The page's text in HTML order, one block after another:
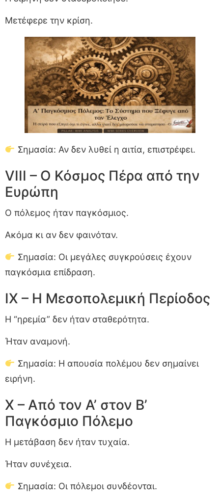
Μετέφερε την κρίση.
Σημασία: Αν δεν λυθεί η αιτία, επιστρέφει.
VIII – Ο Κόσμος Πέρα από την
Ευρώπη
Ο πόλεμος ήταν παγκόσμιος.
Ακόμα κι αν δεν φαινόταν.
Σημασία: Οι μεγάλες συγκρούσεις έχουν
παγκόσμια επίδραση.
IX – Η Μεσοπολεμική Περίοδος
Η “ηρεμία” δεν ήταν σταθερότητα.
Ήταν αναμονή.
Σημασία: Η απουσία πολέμου δεν σημαίνει
ειρήνη.
X – Από τον Α’ στον Β’
Παγκόσμιο Πόλεμο
Η μετάβαση δεν ήταν τυχαία.
Ήταν συνέχεια.
Σημασία: Οι πόλεμοι συνδέονται.